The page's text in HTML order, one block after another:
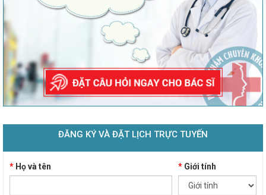
ĐĂNG KÝ VÀ ĐẶT LỊCH TRỰC TUYẾN
* Họ và tên *Giới tính